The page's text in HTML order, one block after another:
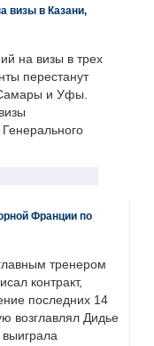
визы в Казани,
на визы в трех
перестанут
Самары и Уфы.
Франции по
тренером
контракт,
последних 14
возглавлял Дидье